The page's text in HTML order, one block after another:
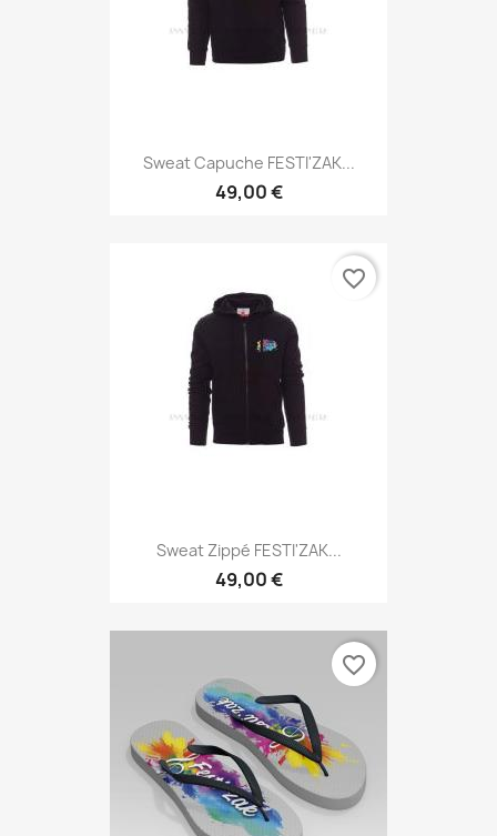
Sweat Capuche FESTI'ZAK...
49,00 €
Sweat Zippé FESTI'ZAK...
49,00 €
favorite_border
favorite_border